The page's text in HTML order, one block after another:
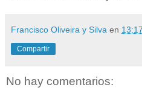
Francisco Oliveira y Silva en 13:17
Compartir
No hay comentarios: